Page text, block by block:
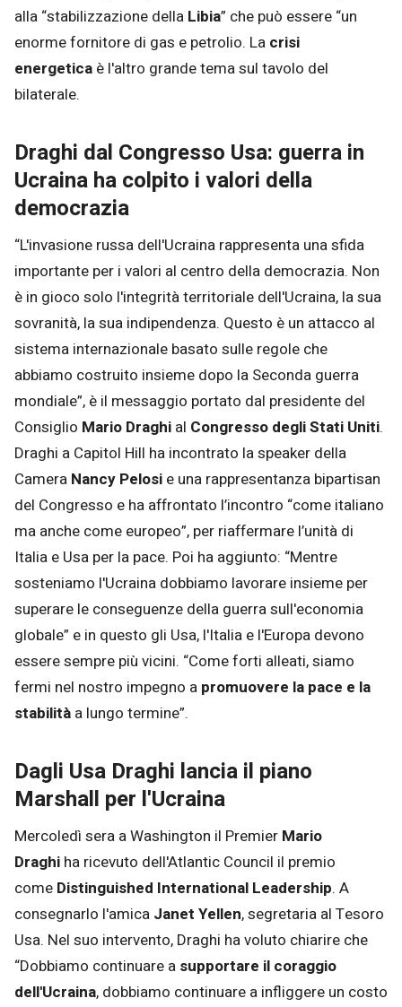
alla “stabilizzazione della Libia” che può essere “un
enorme fornitore di gas e petrolio. La crisi
energetica è l'altro grande tema sul tavolo del
bilaterale.
Draghi dal Congresso Usa: guerra in
Ucraina ha colpito i valori della
democrazia
“L'invasione russa dell'Ucraina rappresenta una sfida
importante per i valori al centro della democrazia. Non
è in gioco solo l'integrità territoriale dell'Ucraina, la sua
sovranità, la sua indipendenza. Questo è un attacco al
sistema internazionale basato sulle regole che
abbiamo costruito insieme dopo la Seconda guerra
mondiale”, è il messaggio portato dal presidente del
Consiglio Mario Draghi al Congresso degli Stati Uniti.
Draghi a Capitol Hill ha incontrato la speaker della
Camera Nancy Pelosi e una rappresentanza bipartisan
del Congresso e ha affrontato l’incontro “come italiano
ma anche come europeo”, per riaffermare l’unità di
Italia e Usa per la pace. Poi ha aggiunto: “Mentre
sosteniamo l'Ucraina dobbiamo lavorare insieme per
superare le conseguenze della guerra sull'economia
globale” e in questo gli Usa, l'Italia e l'Europa devono
essere sempre più vicini. “Come forti alleati, siamo
fermi nel nostro impegno a promuovere la pace e la
stabilità a lungo termine”.
Dagli Usa Draghi lancia il piano
Marshall per l'Ucraina
Mercoledì sera a Washington il Premier Mario
Draghi ha ricevuto dell'Atlantic Council il premio
come Distinguished International Leadership. A
consegnarlo l'amica Janet Yellen, segretaria al Tesoro
Usa. Nel suo intervento, Draghi ha voluto chiarire che
“Dobbiamo continuare a supportare il coraggio
dell'Ucraina, dobbiamo continuare a infliggere un costo